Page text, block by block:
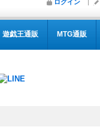
ログイン
遊戯王通販 MTG通販